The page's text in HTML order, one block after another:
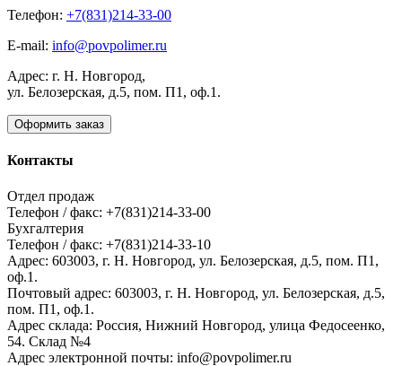
Телефон: +7(831)214-33-00
E-mail: info@povpolimer.ru
Адрес: г. Н. Новгород,
ул. Белозерская, д.5, пом. П1, оф.1.
Оформить заказ
Контакты
Отдел продаж
Телефон / факс: +7(831)214-33-00
Бухгалтерия
Телефон / факс: +7(831)214-33-10
Адрес: 603003, г. Н. Новгород, ул. Белозерская, д.5, пом. П1,
оф.1.
Почтовый адрес: 603003, г. Н. Новгород, ул. Белозерская, д.5,
пом. П1, оф.1.
Адрес склада: Россия, Нижний Новгород, улица Федосеенко,
54. Склад №4
Адрес электронной почты: info@povpolimer.ru